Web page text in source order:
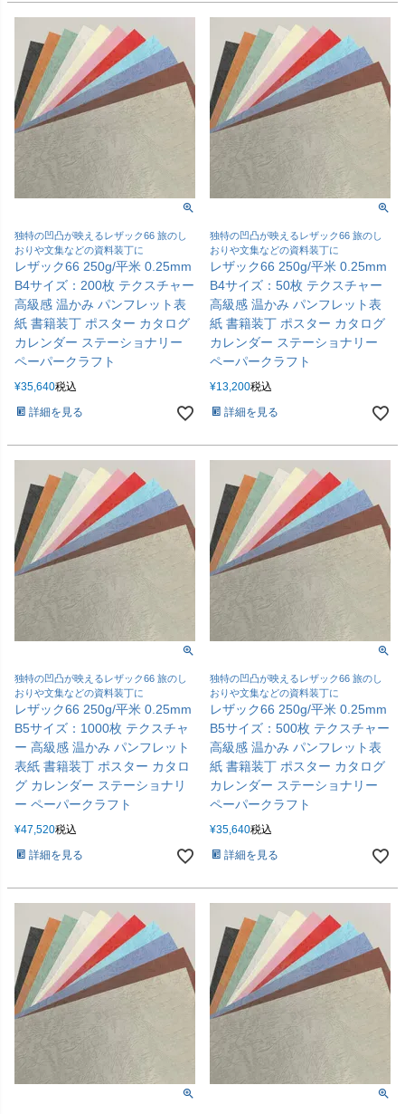
独特の凹凸が映えるレザック66 旅のし
おりや文集などの資料装丁に
レザック66 250g/平米 0.25mm
B4サイズ：200枚 テクスチャー
高級感 温かみ パンフレット表
紙 書籍装丁 ポスター カタログ
カレンダー ステーショナリー
ペーパークラフト
¥35,640税込
詳細を見る
独特の凹凸が映えるレザック66 旅のし
おりや文集などの資料装丁に
レザック66 250g/平米 0.25mm
B4サイズ：50枚 テクスチャー
高級感 温かみ パンフレット表
紙 書籍装丁 ポスター カタログ
カレンダー ステーショナリー
ペーパークラフト
¥13,200税込
詳細を見る
独特の凹凸が映えるレザック66 旅のし
おりや文集などの資料装丁に
レザック66 250g/平米 0.25mm
B5サイズ：1000枚 テクスチャ
ー 高級感 温かみ パンフレット
表紙 書籍装丁 ポスター カタロ
グ カレンダー ステーショナリ
ー ペーパークラフト
¥47,520税込
詳細を見る
独特の凹凸が映えるレザック66 旅のし
おりや文集などの資料装丁に
レザック66 250g/平米 0.25mm
B5サイズ：500枚 テクスチャー
高級感 温かみ パンフレット表
紙 書籍装丁 ポスター カタログ
カレンダー ステーショナリー
ペーパークラフト
¥35,640税込
詳細を見る